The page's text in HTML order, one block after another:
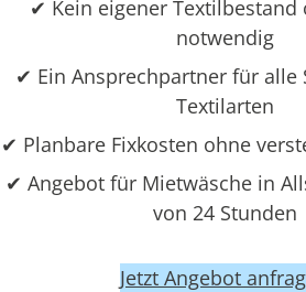
✔ Kein eigener Textilbestand
notwendig
✔ Ein Ansprechpartner für alle
Textilarten
✔ Planbare Fixkosten ohne
✔ Angebot für Mietwäsche in
von 24 Stunden
Jetzt Angebot